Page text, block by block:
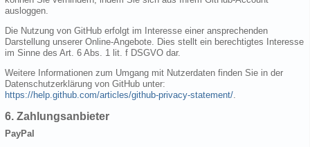
ausloggen.
Die Nutzung von GitHub erfolgt im Interesse einer ansprechenden
Darstellung unserer Online-Angebote. Dies stellt ein berechtigtes Interesse
im Sinne des Art. 6 Abs. 1 lit. f DSGVO dar.
Weitere Informationen zum Umgang mit Nutzerdaten finden Sie in der
Datenschutzerklärung von GitHub unter:
https://help.github.com/articles/github-privacy-statement/
6. Zahlungsanbieter
PayPal